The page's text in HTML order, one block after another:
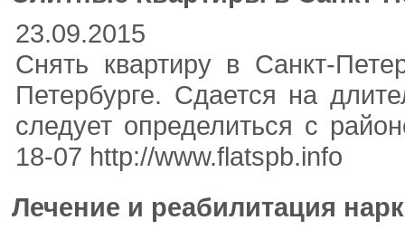
23.09.2015
Снять квартиру в Санкт-
Петербурге. Сдается на
следует определиться с
18-07 http://www.flatspb.info
Лечение и реабилитация